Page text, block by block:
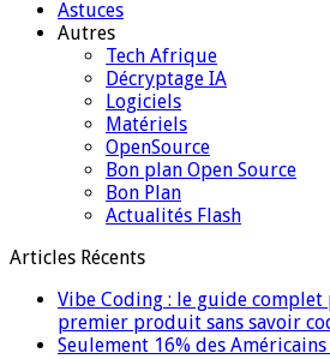
Astuces
Autres
Tech Afrique
Décryptage IA
Logiciels
Matériels
OpenSource
Bon plan Open Source
Bon Plan
Actualités Flash
Articles Récents
Vibe Coding : le guide
premier produit sans savoir
Seulement 16% des